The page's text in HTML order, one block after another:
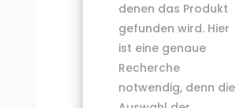
denen das Produkt
gefunden wird. Hier
ist eine genaue
Recherche
notwendig, denn die